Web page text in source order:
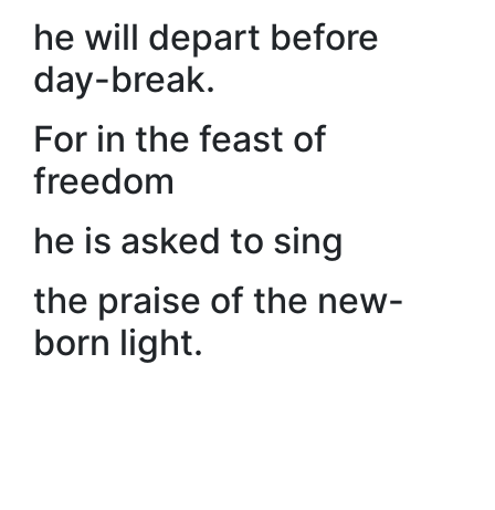
he will depart before
day-break.
For in the feast of
freedom
he is asked to sing
the praise of the new-
born light.